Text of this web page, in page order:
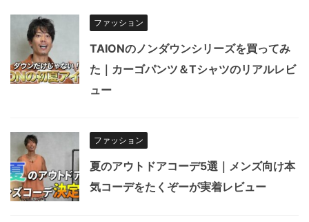
ファッション
TAIONのノンダウンシリーズを買ってみ
た｜カーゴパンツ＆Tシャツのリアルレビ
ュー
ファッション
夏のアウトドアコーデ5選｜メンズ向け本
気コーデをたくぞーが実着レビュー